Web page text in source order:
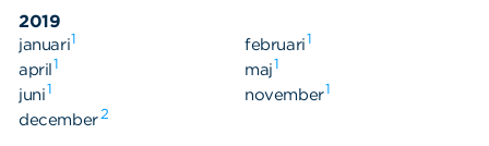
2019
januari1 februari1
april1 maj1
juni1 november1
december2